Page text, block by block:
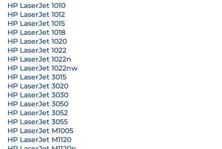
HP LaserJet 1010
HP LaserJet 1012
HP LaserJet 1015
HP LaserJet 1018
HP LaserJet 1020
HP LaserJet 1022
HP LaserJet 1022n
HP LaserJet 1022nw
HP LaserJet 3015
HP LaserJet 3020
HP LaserJet 3030
HP LaserJet 3050
HP LaserJet 3052
HP LaserJet 3055
HP LaserJet M1005
HP LaserJet M1120